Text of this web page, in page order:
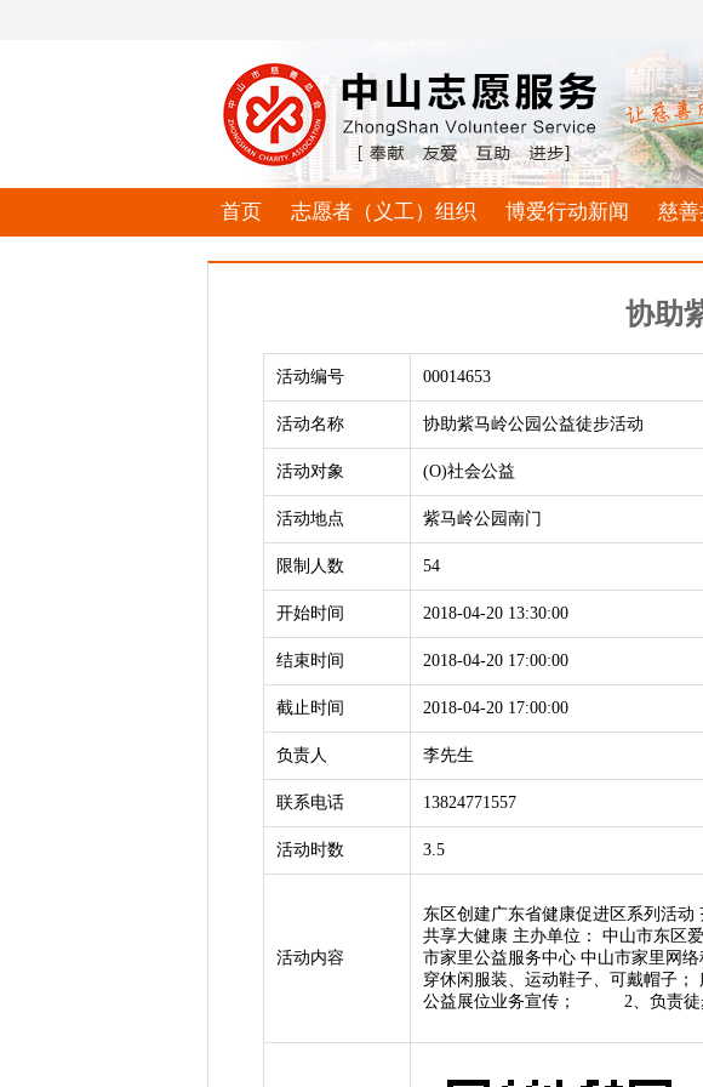
首页 志愿者（义工）组织 博爱行动新闻 慈
协助
活动编号 00014653
活动名称 协助紫马岭公园公益徒步活动
活动对象 (O)社会公益
活动地点 紫马岭公园南门
限制人数 54
开始时间 2018-04-20 13:30:00
结束时间 2018-04-20 17:00:00
截止时间 2018-04-20 17:00:00
负责人 李先生
联系电话 13824771557
活动时数 3.5
活动内容
东区创建广东省健康促进区系列活
共享大健康 主办单位： 中山市东区
市家里公益服务中心 中山市家里网
穿休闲服装、运动鞋子、可戴帽子；
公益展位业务宣传； 2、负责徒步